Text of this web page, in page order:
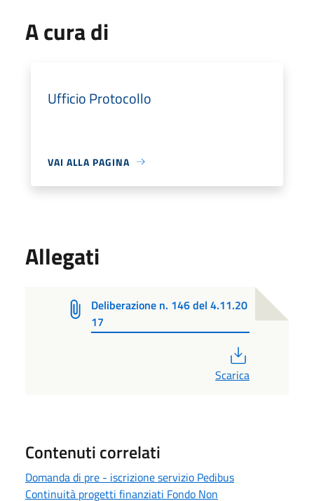
A cura di
Ufficio Protocollo
VAI ALLA PAGINA
Allegati
Deliberazione n. 146 del 4.11.20
17
Scarica
Contenuti correlati
Domanda di pre - iscrizione servizio Pedibus
Continuità progetti finanziati Fondo Non